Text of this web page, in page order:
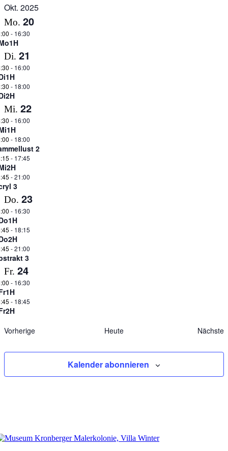
auswählen.
Okt. 2025
Mo. 20
- 16:30
Di. 21
- 16:00
- 18:00
Mi. 22
- 16:00
- 18:00
2
- 17:45
-21:00
3
Do. 23
- 16:30
- 18:15
-21:00
3
Fr. 24
- 16:30
- 18:45
VorherigeVeranstaltungen Heute Nächste
Kalender abonnieren